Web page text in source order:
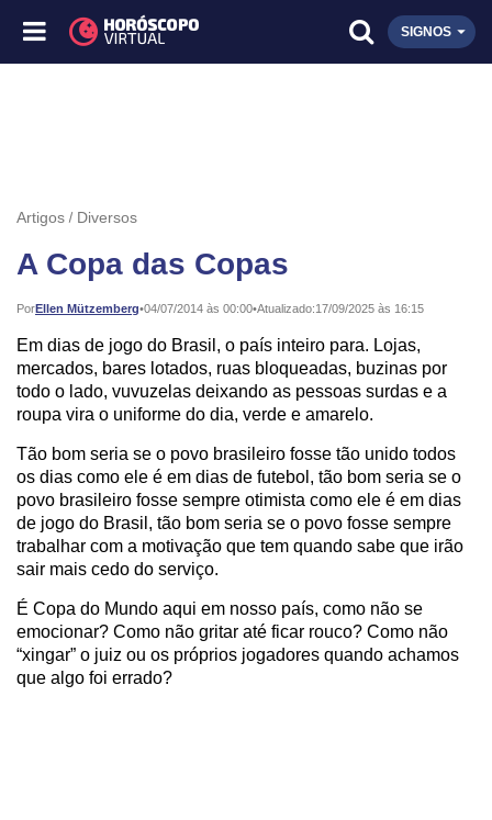
SIGNOS
Artigos Diversos
A Copa das Copas
PorEllen Mützemberg•
Publicado: 04/07/2014 às 00:00•Atualizado:17/09/2025 às 16:15
Em dias de jogo do Brasil, o país inteiro para. Lojas,
mercados, bares lotados, ruas bloqueadas, buzinas por
todo o lado, vuvuzelas deixando as pessoas surdas e a
roupa vira o uniforme do dia, verde e amarelo.
Tão bom seria se o povo brasileiro fosse tão unido todos
os dias como ele é em dias de futebol, tão bom seria se o
povo brasileiro fosse sempre otimista como ele é em dias
de jogo do Brasil, tão bom seria se o povo fosse sempre
trabalhar com a motivação que tem quando sabe que irão
sair mais cedo do serviço.
É Copa do Mundo aqui em nosso país, como não se
emocionar? Como não gritar até ficar rouco? Como não
“xingar” o juiz ou os próprios jogadores quando achamos
que algo foi errado?